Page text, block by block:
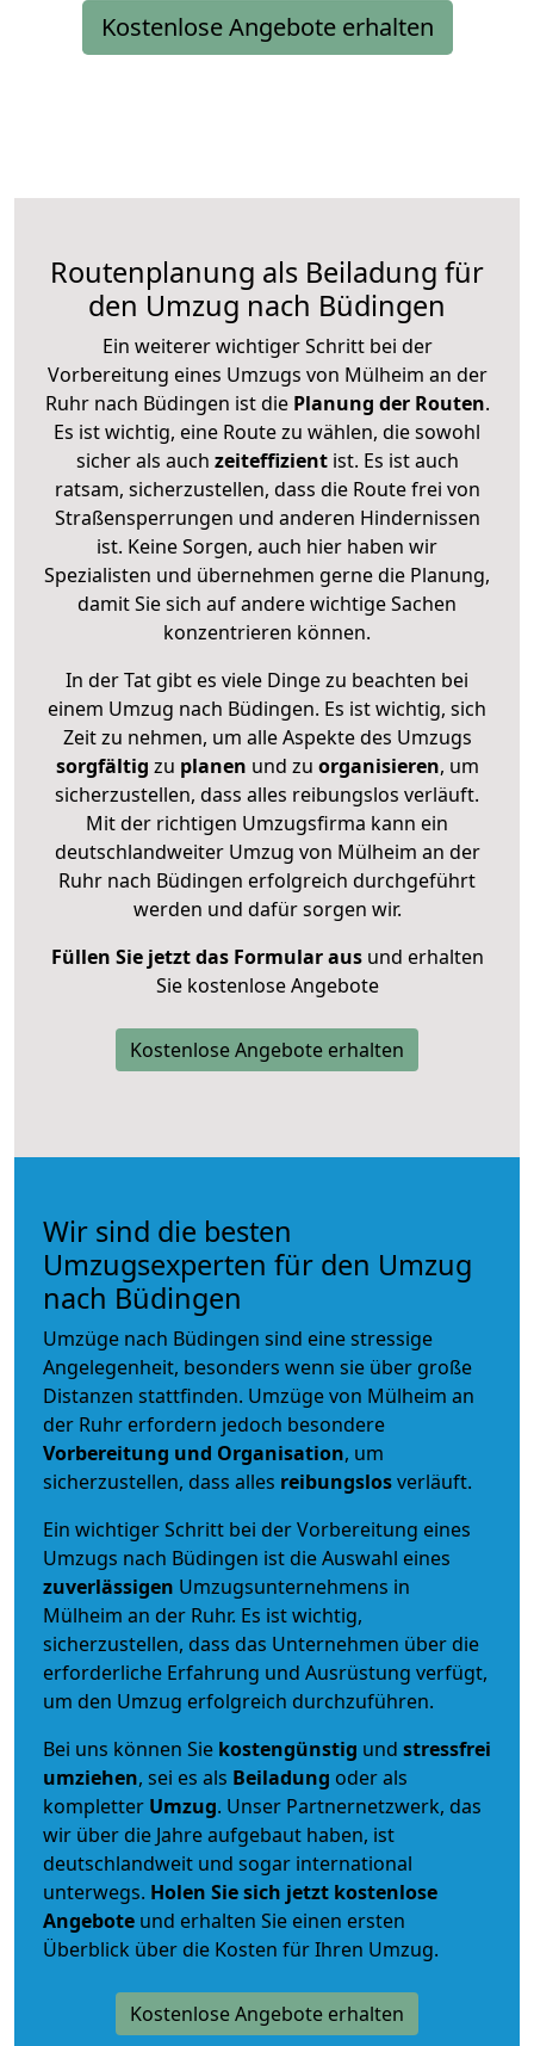
Kostenlose Angebote erhalten
Routenplanung als Beiladung für
den Umzug nach Büdingen
Ein weiterer wichtiger Schritt bei der
Vorbereitung eines Umzugs von Mülheim an der
Ruhr nach Büdingen ist diePlanung der Routen.
Es ist wichtig, eine Route zu wählen, die sowohl
sicher als auch zeiteffizientist. Es ist auch
ratsam, sicherzustellen, dass die Route frei von
Straßensperrungen und anderen Hindernissen
ist. Keine Sorgen, auch hier haben wir
Spezialisten und übernehmen gerne die Planung,
damit Sie sich auf andere wichtige Sachen
konzentrieren können.
In der Tat gibt es viele Dinge zu beachten bei
einem Umzug nach Büdingen. Es ist wichtig, sich
Zeit zu nehmen, um alle Aspekte des Umzugs
sorgfältig zu planen und zu organisieren, um
sicherzustellen, dass alles reibungslos verläuft.
Mit der richtigen Umzugsfirma kann ein
deutschlandweiter Umzug von Mülheim an der
Ruhr nach Büdingen erfolgreich durchgeführt
werden und dafür sorgen wir.
Füllen Sie jetzt das Formular ausund erhalten
Sie kostenlose Angebote
Kostenlose Angebote erhalten
Wir sind die besten
Umzugsexperten für den Umzug
nach Büdingen
Umzüge nach Büdingen sind eine stressige
Angelegenheit, besonders wenn sie über große
Distanzen stattfinden. Umzüge von Mülheim an
der Ruhr erfordern jedoch besondere
Vorbereitung und Organisation, um
sicherzustellen, dass alles reibungslosverläuft.
Ein wichtiger Schritt bei der Vorbereitung eines
Umzugs nach Büdingen ist die Auswahl eines
zuverlässigen Umzugsunternehmens in
Mülheim an der Ruhr. Es ist wichtig,
sicherzustellen, dass das Unternehmen über die
erforderliche Erfahrung und Ausrüstung verfügt,
um den Umzug erfolgreich durchzuführen.
Bei uns können Sie kostengünstig und stressfrei
umziehen, sei es als Beiladung oder als
kompletter Umzug. Unser Partnernetzwerk, das
wir über die Jahre aufgebaut haben, ist
deutschlandweit und sogar international
unterwegs. Holen Sie sich jetzt kostenlose
Angebote und erhalten Sie einen ersten
Überblick über die Kosten für Ihren Umzug.
Kostenlose Angebote erhalten